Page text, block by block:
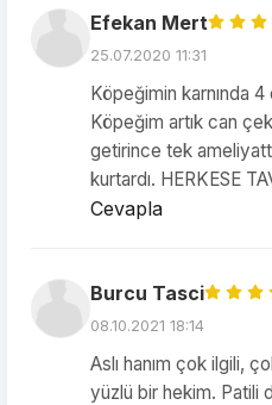
Efekan Mert
25.07.2020 11:31
Köpeğimin karnında
Köpeğim artık can
getirince tek
kurtardı. HERKESE
Cevapla
Burcu Tasci
08.10.2021 18:14
Aslı hanım çok ilgili,
yüzlü bir hekim. Patili